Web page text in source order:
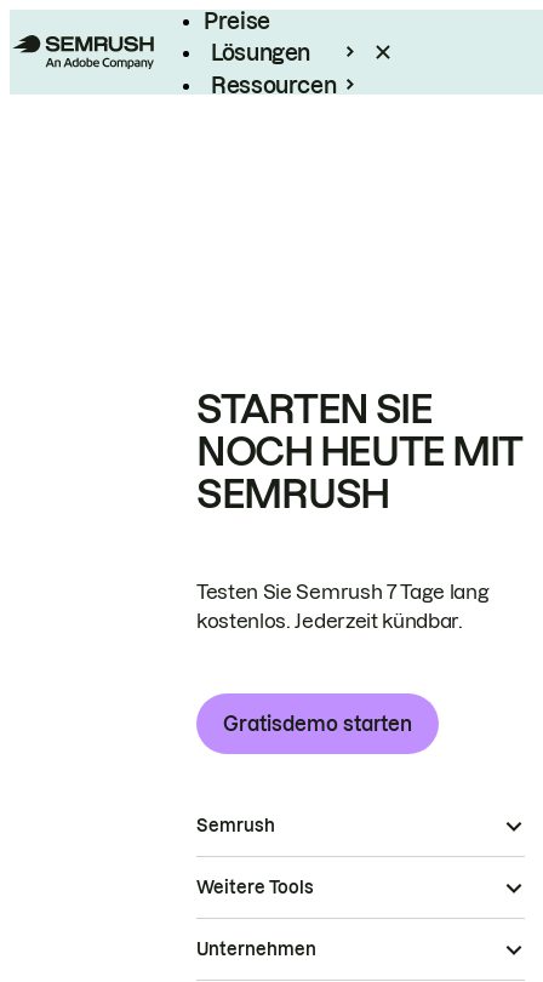
Preise
Lösungen
Ressourcen
STARTEN SIE
NOCH HEUTE MIT
SEMRUSH
Testen Sie Semrush 7 Tage lang
kostenlos. Jederzeit kündbar.
Gratisdemo starten
Semrush
Weitere Tools
Unternehmen